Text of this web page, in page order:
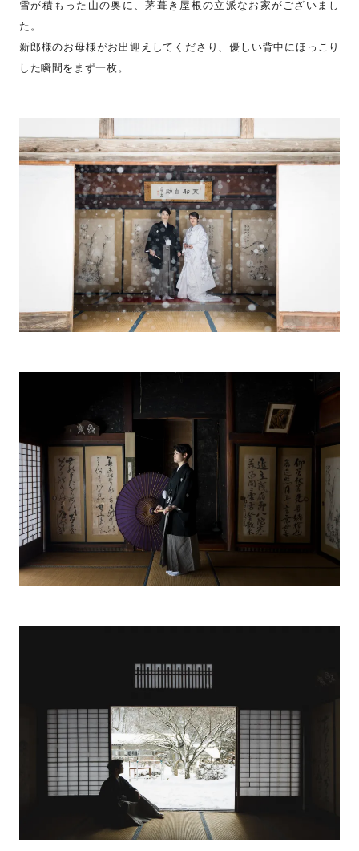
雪が積もった山の奥に、茅葺き屋根の立派なお家がございまし
た。
新郎様のお母様がお出迎えしてくださり、優しい背中にほっこり
した瞬間をまず一枚。